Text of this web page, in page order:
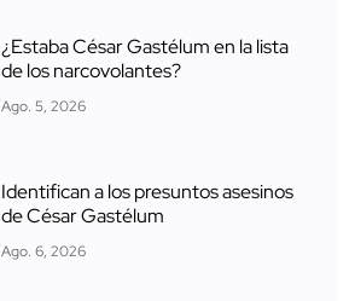
¿Estaba César Gastélum en la lista
de los narcovolantes?
Ago. 5, 2026
Identifican a los presuntos asesinos
de César Gastélum
Ago. 6, 2026